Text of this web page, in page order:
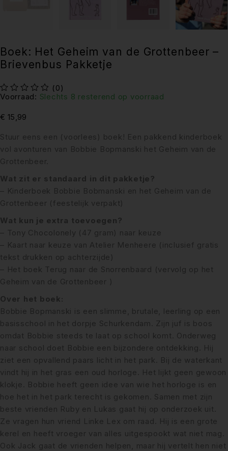
Boek: Het Geheim van de Grottenbeer –
Brievenbus Pakketje
(0)
Voorraad: Slechts 8 resterend op voorraad
Stuur eens een (voorlees) boek! Een pakkend kinderboek
vol avonturen van Bobbie Bopmanski het Geheim van de
Grottenbeer.
Wat zit er standaard in dit pakketje?
– Kinderboek Bobbie Bobmanski en het Geheim van de
Grottenbeer (feestelijk verpakt)
Wat kun je extra toevoegen?
– Tony Chocolonely (47 gram) naar keuze
– Kaart naar keuze van Atelier Menheere (inclusief gratis
tekst drukken op achterzijde)
– Het boek Terug naar de Snorrenbaard (vervolg op het
Geheim van de Grottenbeer )
Over het boek:
Bobbie Bopmanski is een slimme, brutale, leerling op een
basisschool in het dorpje Schurkendam. Zijn juf is boos
omdat Bobbie steeds te laat op school komt. Onderweg
naar school doet Bobbie een bijzondere ontdekking. Hij
ziet een opvallend paars licht in het park. Bij de waterkant
vindt hij in het gras een oud horloge. Het lijkt geen gewoon
klokje. Bobbie heeft geen idee van wie het horloge is en
hoe het in het park terecht is gekomen. Samen met zijn
beste vrienden Ruby en Lukas gaat hij op onderzoek uit.
Ze vragen hun vriend Linke Lex om raad. Hij is een grote
kerel en heeft vroeger van alles uitgespookt wat niet mag.
Ook Jack gaat de vrienden helpen, maar hij vertelt hen niet
€ 15,99